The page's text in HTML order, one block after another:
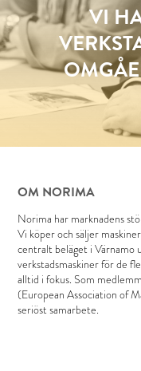
VI
OM NORIMA
Norima har marknadens
Vi köper och säljer
centralt beläget i Värnamo
verkstadsmaskiner för de
alltid i fokus. Som
(European Association of
seriöst samarbete.